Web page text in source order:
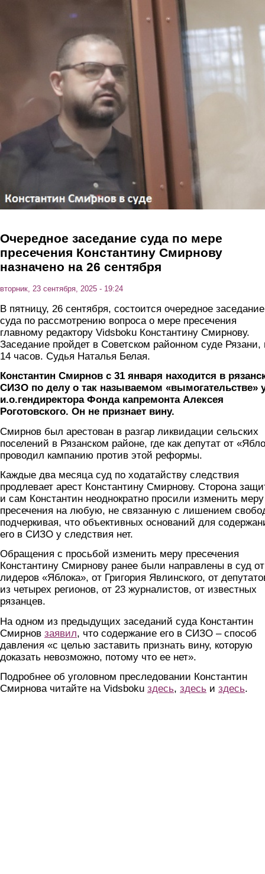
Очередное заседание суда по мере
пресечения Константину Смирнову
назначено на 26 сентября
вторник, 23 сентября, 2025 - 19:24
В пятницу, 26 сентября, состоится очередное заседание
суда по рассмотрению вопроса о мере пресечения
главному редактору Vidsboku Константину Смирнову.
Заседание пройдет в Советском районном суде Рязани,
14 часов. Судья Наталья Белая.
Константин Смирнов с 31 января находится в
СИЗО по делу о так называемом «вымогательстве»
и.о.гендиректора Фонда капремонта Алексея
Роготовского. Он не признает вину.
Смирнов был арестован в разгар ликвидации сельских
поселений в Рязанском районе, где как депутат от
проводил кампанию против этой реформы.
Каждые два месяца суд по ходатайству следствия
продлевает арест Константину Смирнову. Сторона
и сам Константин неоднократно просили изменить меру
пресечения на любую, не связанную с лишением
подчеркивая, что объективных оснований для
его в СИЗО у следствия нет.
Обращения с просьбой изменить меру пресечения
Константину Смирнову ранее были направлены в суд от
лидеров «Яблока», от Григория Явлинского, от
из четырех регионов, от 23 журналистов, от известных
рязанцев.
На одном из предыдущих заседаний суда Константин
Смирнов заявил, что содержание его в СИЗО – способ
давления «с целью заставить признать вину, которую
доказать невозможно, потому что ее нет».
Подробнее об уголовном преследовании Константин
Смирнова читайте на Vidsboku здесь, здесь и здесь.